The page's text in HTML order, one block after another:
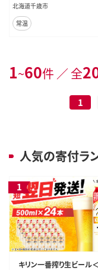
北海道千歳市
常温
1~60件 ／ 全
1
人気の寄付ラ
キリン一番搾り生ビール